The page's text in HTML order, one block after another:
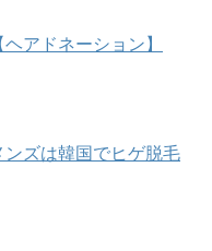
アドネーション】
ンズは韓国でヒゲ脱毛